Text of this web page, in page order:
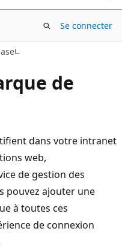
Se connecter
de
dans votre intranet
web,
de gestion des
pouvez ajouter une
à toutes ces
de connexion